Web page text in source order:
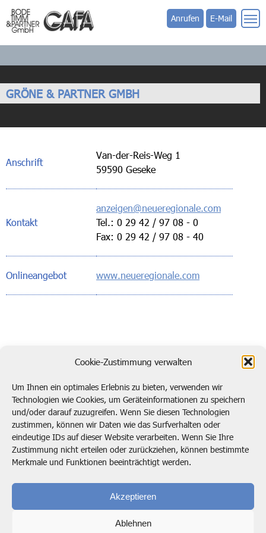
Cookie-Zustimmung verwalten
Um Ihnen ein optimales Erlebnis zu bieten, verwenden wir
Technologien wie Cookies, um Geräteinformationen zu speichern
und/oder darauf zuzugreifen. Wenn Sie diesen Technologien
zustimmen, können wir Daten wie das Surfverhalten oder
eindeutige IDs auf dieser Website verarbeiten. Wenn Sie Ihre
Zustimmung nicht erteilen oder zurückziehen, können bestimmte
Merkmale und Funktionen beeinträchtigt werden.
Akzeptieren
Ablehnen
Anrufen E-Mail
GRÖNE & PARTNER GMBH
Anschrift
Van-der-Reis-Weg 1
59590 Geseke
Kontakt
anzeigen@neueregionale.com
Tel.: 0 29 42 / 97 08 - 0
Fax: 0 29 42 / 97 08 - 40
Onlineangebot www.neueregionale.com
zurück zur Übersicht
Kontaktieren Sie uns!
post@btp.de
02104 138920
Bode, Timm & Partner GmbH
Marie-Curie-Straße 4